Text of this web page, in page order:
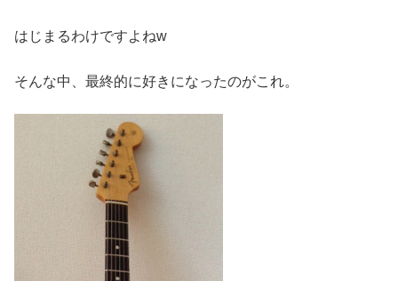
はじまるわけですよねw
そんな中、最終的に好きになったのがこれ。